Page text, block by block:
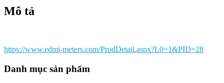
Mô tả
https://www.edmi-meters.com/ProdDetail.aspx?L0=1&PID=28
Danh mục sản phẩm